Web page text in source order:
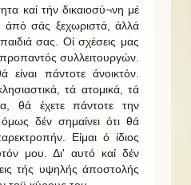
καί τήν δικαιοσύ¬νη μέ
άπό σάς ξεχωριστά, άλλά
σας. Οί σχέσεις μας
συλλειτουργών.
πάντοτε άνοικτόν.
τά ατομικά, τά
θά έχετε πάντοτε την
δέν σημαίνει ότι θά
Είμαι ό ίδιος
μου. Δι' αυτό καί δέν
τής υψηλής άποστολής